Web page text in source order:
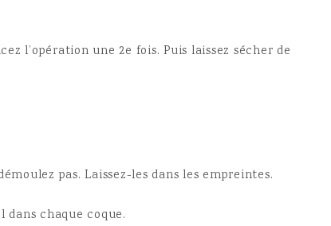
l’opération une 2e fois. Puis laissez sécher de
pas. Laissez-les dans les empreintes.
dans chaque coque.